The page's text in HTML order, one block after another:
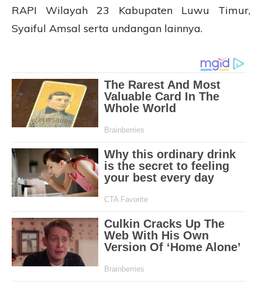
RAPI Wilayah 23 Kabupaten Luwu Timur,
Syaiful Amsal serta undangan lainnya.